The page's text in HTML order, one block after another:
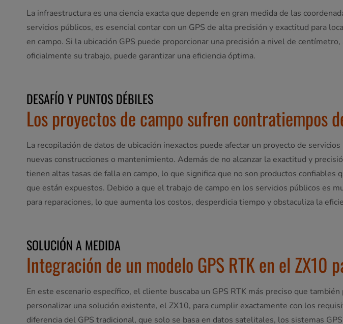
La infraestructura es una ciencia exacta que depende en gran medida de las
servicios públicos, es esencial contar con un GPS de alta precisión y exactitud para
en campo. Si la ubicación GPS puede proporcionar una precisión a nivel de
oficialmente su trabajo, puede garantizar una eficiencia óptima.
DESAFÍO Y PUNTOS DÉBILES
Los proyectos de campo sufren contratiempos
La recopilación de datos de ubicación inexactos puede afectar un proyecto de
nuevas construcciones o mantenimiento. Además de no alcanzar la exactitud y
tienen altas tasas de falla en campo, lo que significa que no son productos
que están expuestos. Debido a que el trabajo de campo en los servicios públicos es
para reparaciones, lo que aumenta los costos, desperdicia tiempo y obstaculiza la
SOLUCIÓN A MEDIDA
Integración de un modelo GPS RTK en el ZX10
En este escenario específico, el cliente buscaba un GPS RTK más preciso que
personalizar una solución existente, el ZX10, para cumplir exactamente con los
diferencia del GPS tradicional, que solo se basa en datos satelitales, los sistemas